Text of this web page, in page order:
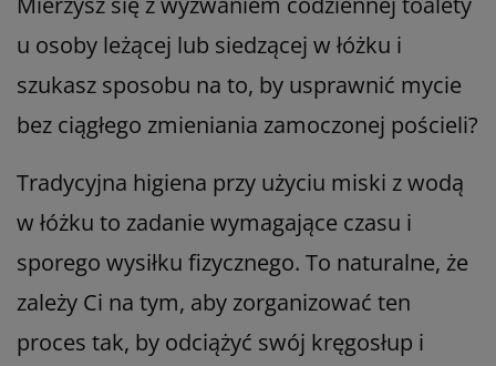
u osoby leżącej lub siedzącej w łóżku i
szukasz sposobu na to, by usprawnić mycie
bez ciągłego zmieniania zamoczonej pościeli?
Tradycyjna higiena przy użyciu miski z wodą
w łóżku to zadanie wymagające czasu i
sporego wysiłku fizycznego. To naturalne, że
zależy Ci na tym, aby zorganizować ten
proces tak, by odciążyć swój kręgosłup i